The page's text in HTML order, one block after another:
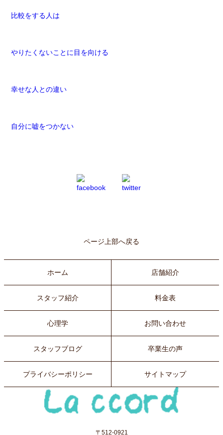
比較をする人は
やりたくないことに目を向ける
幸せな人との違い
自分に嘘をつかない
ページ上部へ戻る
ホーム 店舗紹介
スタッフ紹介 料金表
心理学 お問い合わせ
スタッフブログ 卒業生の声
プライバシーポリシー サイトマップ
〒512-0921